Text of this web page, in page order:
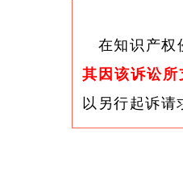
在知识产权
其因该诉讼
以另行起诉请